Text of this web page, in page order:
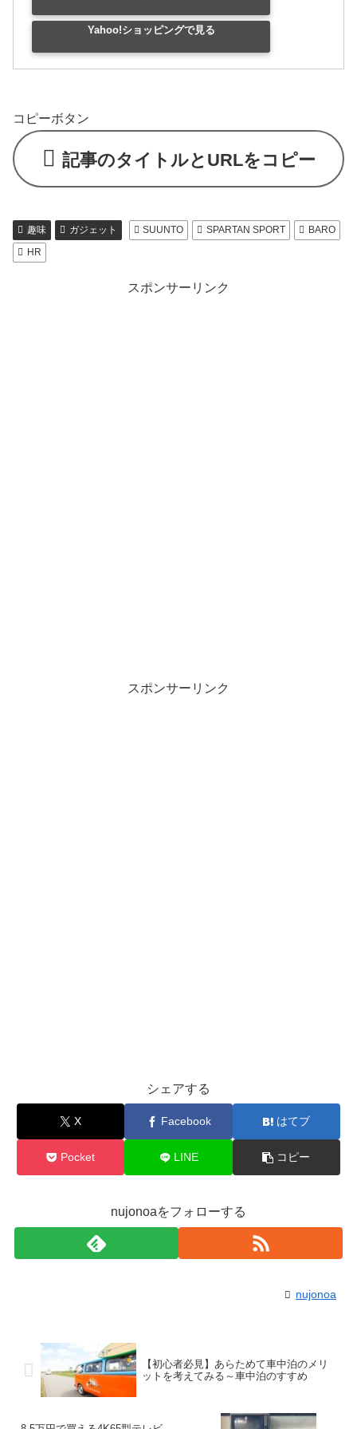
Yahoo!ショッピングで見る
コピーボタン
記事のタイトルとURLをコピー
趣味 ガジェット SUUNTO SPARTAN SPORT
BARO
HR
スポンサーリンク
スポンサーリンク
シェアする
X Facebook はてブ
Pocket LINE コピー
nujonoaをフォローする
nujonoa
【初心者必見】あらためて車中泊のメリ
ットを考えてみる～車中泊のすすめ